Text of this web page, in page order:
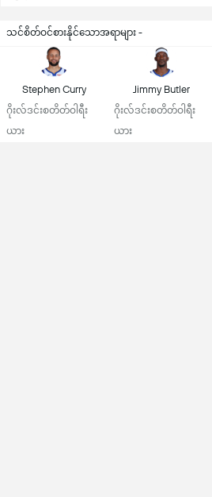
သင်စိတ်ဝင်စားနိုင်သောအရာများ -
Stephen Curry
ဂိုးလ်ဒင်းစတိတ်ဝါရီး
ယား
Jimmy Butler
ဂိုးလ်ဒင်းစတိတ်ဝါရီး
ယား